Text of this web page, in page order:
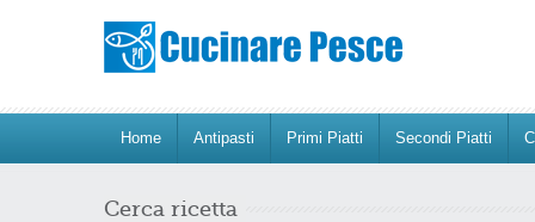
Home Antipasti Primi Piatti Secondi Piatti
Cerca ricetta